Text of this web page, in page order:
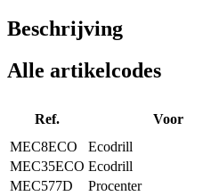
Beschrijving
Alle artikelcodes
Ref. Voor
MEC8ECO
Ecodrill
MEC35ECO Ecodrill
MEC577D
Procenter